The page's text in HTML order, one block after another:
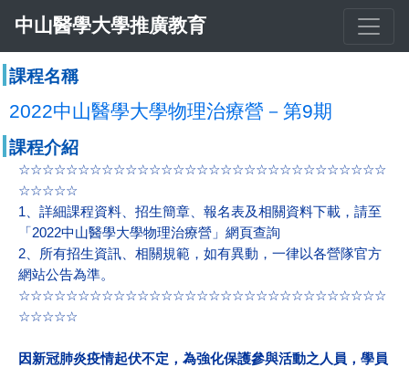
中山醫學大學推廣教育
課程名稱
2022中山醫學大學物理治療營－第9期
課程介紹
☆☆☆☆☆☆☆☆☆☆☆☆☆☆☆☆☆☆☆☆☆☆☆☆☆☆☆☆☆☆☆
☆☆☆☆☆
1、詳細課程資料、招生簡章、報名表及相關資料下載，請至
「 2022中山醫學大學物理治療營 」網頁查詢
2、所有招生資訊、相關規範，如有異動，一律以各營隊官方
網站公告為準。
☆☆☆☆☆☆☆☆☆☆☆☆☆☆☆☆☆☆☆☆☆☆☆☆☆☆☆☆☆☆☆
☆☆☆☆☆
因新冠肺炎疫情起伏不定，為強化保護參與活動之人員，學員